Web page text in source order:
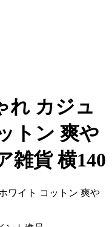
れ カジュ
トン 爽や
雑貨 横140